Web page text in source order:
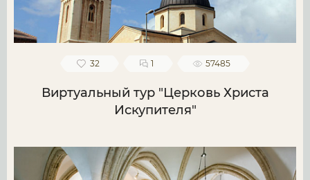
32 1 57485
Виртуальный тур "Церковь Христа
Искупителя"